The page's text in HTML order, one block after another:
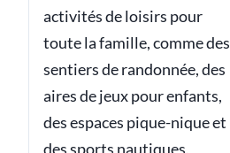
activités de loisirs pour
toute la famille, comme des
sentiers de randonnée, des
aires de jeux pour enfants,
des espaces pique-nique et
des sports nautiques.